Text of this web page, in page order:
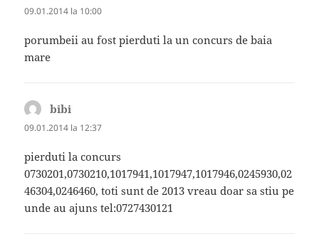
09.01.2014 la 10:00
porumbeii au fost pierduti la un concurs de baia
mare
bibi
09.01.2014 la 12:37
pierduti la concurs
0730201,0730210,1017941,1017947,1017946,0245930,02
46304,0246460, toti sunt de 2013 vreau doar sa stiu pe
unde au ajuns tel:0727430121